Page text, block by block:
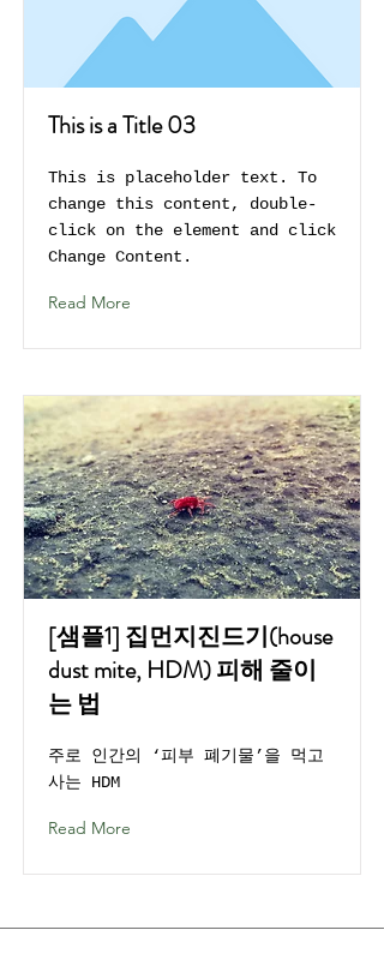
This is a Title 03
This is placeholder text. To
change this content, double-
click on the element and click
Change Content.
Read More
[샘플1] 집먼지진드기(house
dust mite, HDM) 피해 줄이
는 법
주로 인간의 ‘피부 폐기물’을 먹고
사는 HDM
Read More